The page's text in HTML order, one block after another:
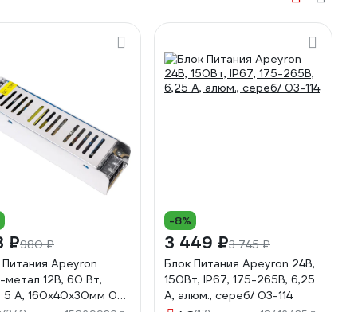
₽980 ₽
Apeyron
метал 12В, 60 Вт,
5 А, 160х40х30мм 03-
-8%
3 449 ₽3 745 ₽
Блок Питания Apeyron 24В,
150Вт, IP67, 175-265В, 6,25
А, алюм., сереб/ 03-114